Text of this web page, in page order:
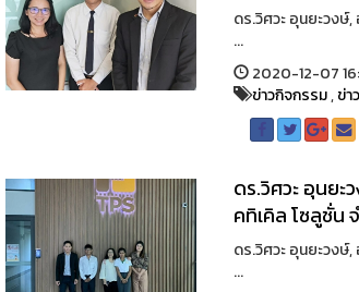
ดร.วิศวะ อุนยะวงษ์
...
2020-12-07
ข่าวกิจกรรม,ข่
ดร.วิศวะ อุนย
คทิเคิล โซลูชั่น
ดร.วิศวะ อุนยะวงษ์
...